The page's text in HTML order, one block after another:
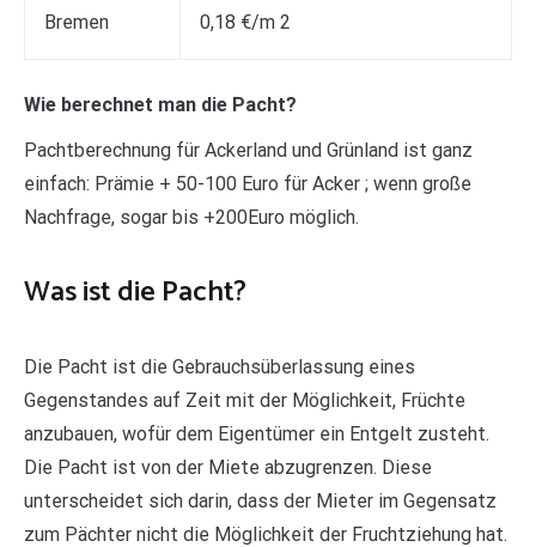
Bremen 0,18 €/m 2
Wie berechnet man die Pacht?
Pachtberechnung für Ackerland und Grünland ist ganz
einfach: Prämie + 50-100 Euro für Acker ; wenn große
Nachfrage, sogar bis +200Euro möglich.
Was ist die Pacht?
Die Pacht ist die Gebrauchsüberlassung eines
Gegenstandes auf Zeit mit der Möglichkeit, Früchte
anzubauen, wofür dem Eigentümer ein Entgelt zusteht.
Die Pacht ist von der Miete abzugrenzen. Diese
unterscheidet sich darin, dass der Mieter im Gegensatz
zum Pächter nicht die Möglichkeit der Fruchtziehung hat.